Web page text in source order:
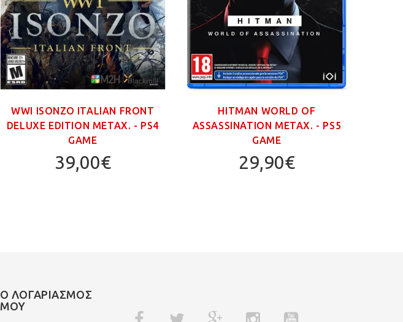
WWI ISONZO ITALIAN FRONT
DELUXE EDITION ΜΕΤΑΧ. - PS4
GAME
39,00€
HITMAN WORLD OF
ASSASSINATION ΜΕΤΑΧ. - PS5
GAME
29,90€
Ο ΛΟΓΑΡΙΑΣΜΌΣ
ΜΟΥ